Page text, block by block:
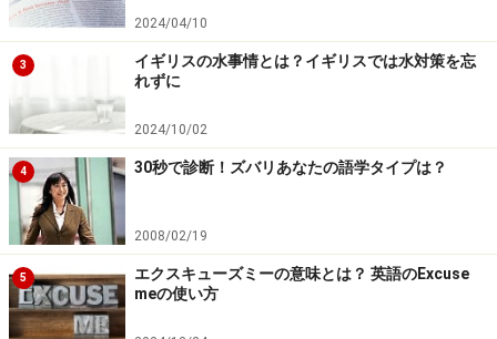
七五三の英語例文4：誰のためのお祝いな
の？
3歳と5歳の男の子、3歳と7歳の女の子が祝います。
2024/04/10
3
イギリスの水事情とは？イギリスでは水対策を忘
れずに
2024/10/02
4 30秒で診断！ズバリあなたの語学タイプは？
2008/02/19
5
エクスキューズミーの意味とは？ 英語のExcuse
meの使い方